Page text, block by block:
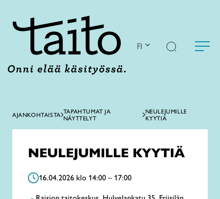
FI
AJANKOHTAISTA TAPAHTUMAT JA
NÄYTTELYT
NEULEJUMILLE
KYYTIÄ
NEULEJUMILLE KYYTIÄ
16.04.2026 klo 14:00 – 17:00